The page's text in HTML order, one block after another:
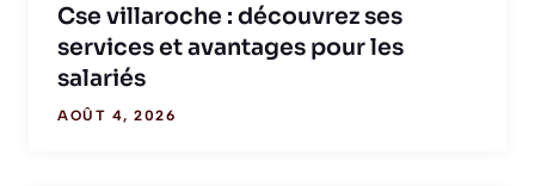
Cse villaroche : découvrez ses
services et avantages pour les
salariés
AOÛT 4, 2026